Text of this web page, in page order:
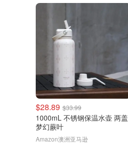
$28.89 $33.99
1000mL 不锈钢保温水壶 两盖
梦幻蕨叶
Amazon澳洲亚马逊